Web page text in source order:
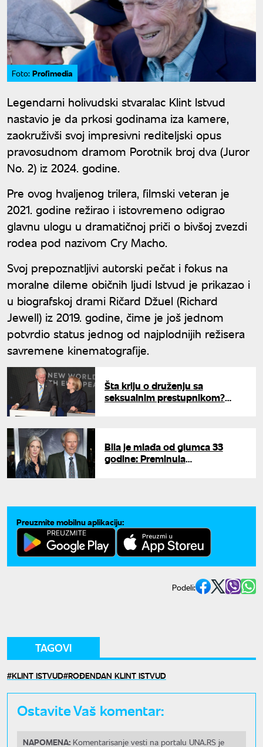
Foto: Profimedia
Legendarni holivudski stvaralac Klint Istvud
nastavio je da prkosi godinama iza kamere,
zaokruživši svoj impresivni rediteljski opus
pravosudnom dramom Porotnik broj dva (Juror
No. 2) iz 2024. godine.
Pre ovog hvaljenog trilera, filmski veteran je
2021. godine režirao i istovremeno odigrao
glavnu ulogu u dramatičnoj priči o bivšoj zvezdi
rodea pod nazivom Cry Macho.
Svoj prepoznatljivi autorski pečat i fokus na
moralne dileme običnih ljudi Istvud je prikazao i
u biografskoj drami Ričard Džuel (Richard
Jewell) iz 2019. godine, čime je još jednom
potvrdio status jednog od najplodnijih režisera
savremene kinematografije.
Šta kriju o druženju sa
seksualnim prestupnikom?
Bila je mlađa od glumca 33
godine: Preminula
Preuzmite mobilnu aplikaciju:
Podeli:
TAGOVI
KLINT ISTVUD ROĐENDAN KLINT ISTVUD
Ostavite Vaš komentar:
NAPOMENA: Komentarisanje vesti na portalu UNA.RS je